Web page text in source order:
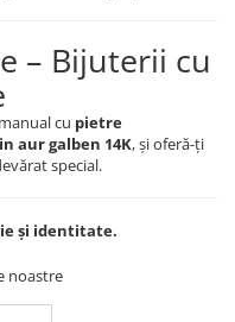
– Bijuterii cu
cu pietre
aur galben 14K, și oferă-ți
special.
și identitate.
noastre